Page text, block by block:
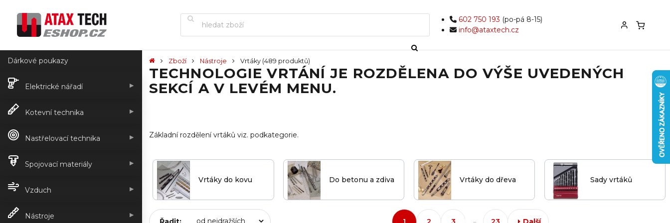
602 750 193 (po-pá 8-15)
info@ataxtech.cz
Dárkové poukazy
Elektrické nářadí ▶
Kotevní technika ▶
Nastřelovací technika ▶
Spojovací materiály ▶
Vzduch ▶
Nástroje ▶
Zboží Nástroje Vrtáky (489 produktů)
TECHNOLOGIE VRTÁNÍ JE ROZDĚLENA DO VÝŠE UVEDENÝCH
SEKCÍ A V LEVÉM MENU.
Základní rozdělení vrtáků viz. podkategorie.
Vrtáky do kovu Do betonu a zdiva Vrtáky do dřeva Sady vrtáků